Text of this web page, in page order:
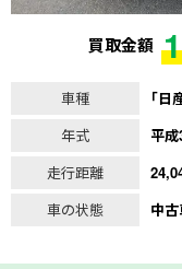
買取金額
車種
｢日
年式
平
走行距離
車の状態
中